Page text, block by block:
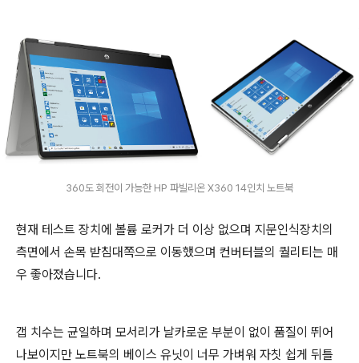
360도 회전이 가능한 HP 파빌리온 X360 14인치 노트북
현재 테스트 장치에 볼륨 로커가 더 이상 없으며 지문인식장치의
측면에서 손목 받침대쪽으로 이동했으며 컨버터블의 퀄리티는 매
우 좋아졌습니다.
갭 치수는 균일하며 모서리가 날카로운 부분이 없이 품질이 뛰어
나보이지만 노트북의 베이스 유닛이 너무 가벼워 자칫 쉽게 뒤틀